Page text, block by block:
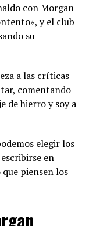
con Morgan
y el club
su
a las críticas
comentando
de hierro y soy a
elegir los
en
piensen los